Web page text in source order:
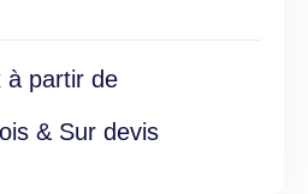
à partir de
& Sur devis